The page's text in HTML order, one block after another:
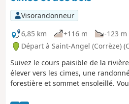
Visorandonneur
6,85 km
+116 m -123 m
Départ à Saint-Angel (Corrèze)
Suivez le cours paisible de la
élever vers les cimes, une
forestière et sommet ensoleillé.